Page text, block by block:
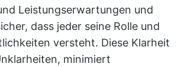
Leistungserwartungen und
dass jeder seine Rolle und
versteht. Diese Klarheit
minimiert